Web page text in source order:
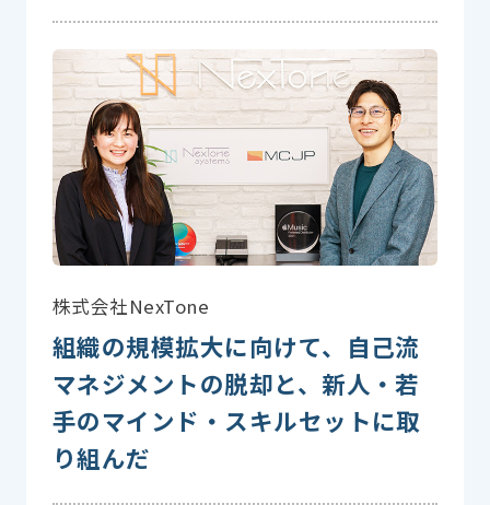
株式会社NexTone
組織の規模拡大に向けて、自己流
マネジメントの脱却と、新人・若
手のマインド・スキルセットに取
り組んだ